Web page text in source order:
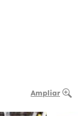
Ampliar